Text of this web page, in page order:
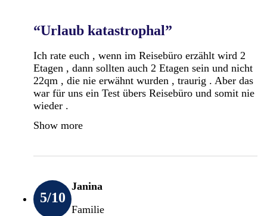
“Urlaub katastrophal”
Ich rate euch , wenn im Reisebüro erzählt wird 2
Etagen , dann sollten auch 2 Etagen sein und nicht
22qm , die nie erwähnt wurden , traurig . Aber das
war für uns ein Test übers Reisebüro und somit nie
wieder .
Show more
5/10
Janina
Familie